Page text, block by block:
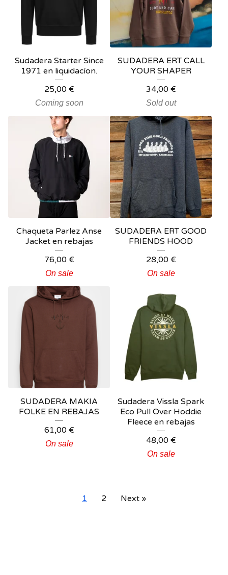
Sudadera Starter Since
1971 en liquidacíon.
25,00 €
Coming soon
SUDADERA ERT CALL
YOUR SHAPER
34,00 €
Sold out
Chaqueta Parlez Anse
Jacket en rebajas
76,00 €
On sale
SUDADERA ERT GOOD
FRIENDS HOOD
28,00 €
On sale
SUDADERA MAKIA
FOLKE EN REBAJAS
61,00 €
On sale
Sudadera Vissla Spark
Eco Pull Over Hoddie
Fleece en rebajas
48,00 €
On sale
1 2 Next »